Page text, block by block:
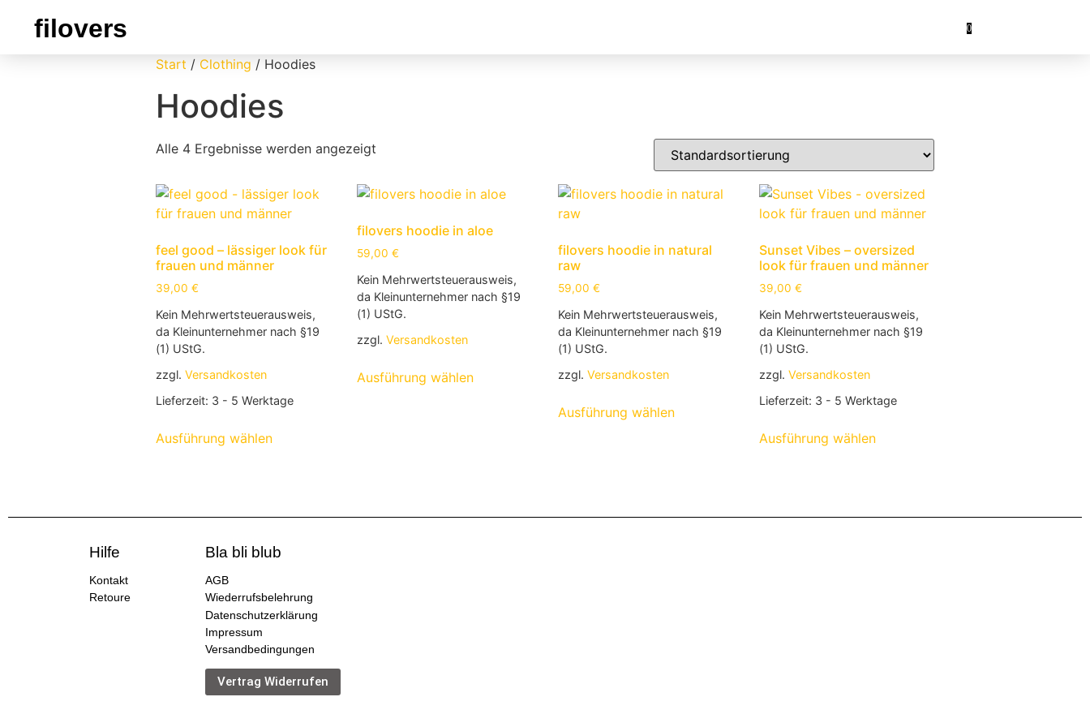
filovers 0
Start / Clothing / Hoodies
Hoodies
Alle 4 Ergebnisse werden angezeigt
feel good – lässiger look für
frauen und männer
39,00 €
Kein Mehrwertsteuerausweis,
da Kleinunternehmer nach §19
(1) UStG.
zzgl. Versandkosten
Lieferzeit: 3 - 5 Werktage
Ausführung wählen
filovers hoodie in aloe
59,00€
Kein Mehrwertsteuerausweis,
da Kleinunternehmer nach §19
(1) UStG.
zzgl.Versandkosten
Ausführung wählen
filovers hoodie in natural
raw
59,00€
Kein Mehrwertsteuerausweis,
da Kleinunternehmer nach §19
(1) UStG.
zzgl.Versandkosten
Ausführung wählen
Sunset Vibes – oversized
look für frauen und männer
39,00€
Kein Mehrwertsteuerausweis,
da Kleinunternehmer nach §19
(1) UStG.
zzgl.Versandkosten
Lieferzeit: 3 - 5 Werktage
Ausführung wählen
Hilfe
Kontakt
Retoure
Bla bli blub
AGB
Wiederrufsbelehrung
Datenschutzerklärung
Impressum
Versandbedingungen
Vertrag Widerrufen